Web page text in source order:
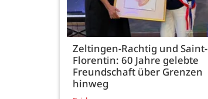
Zeltingen-Rachtig und Saint-
Florentin: 60 Jahre gelebte
Freundschaft über Grenzen
hinweg